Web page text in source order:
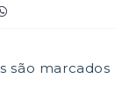
são marcados